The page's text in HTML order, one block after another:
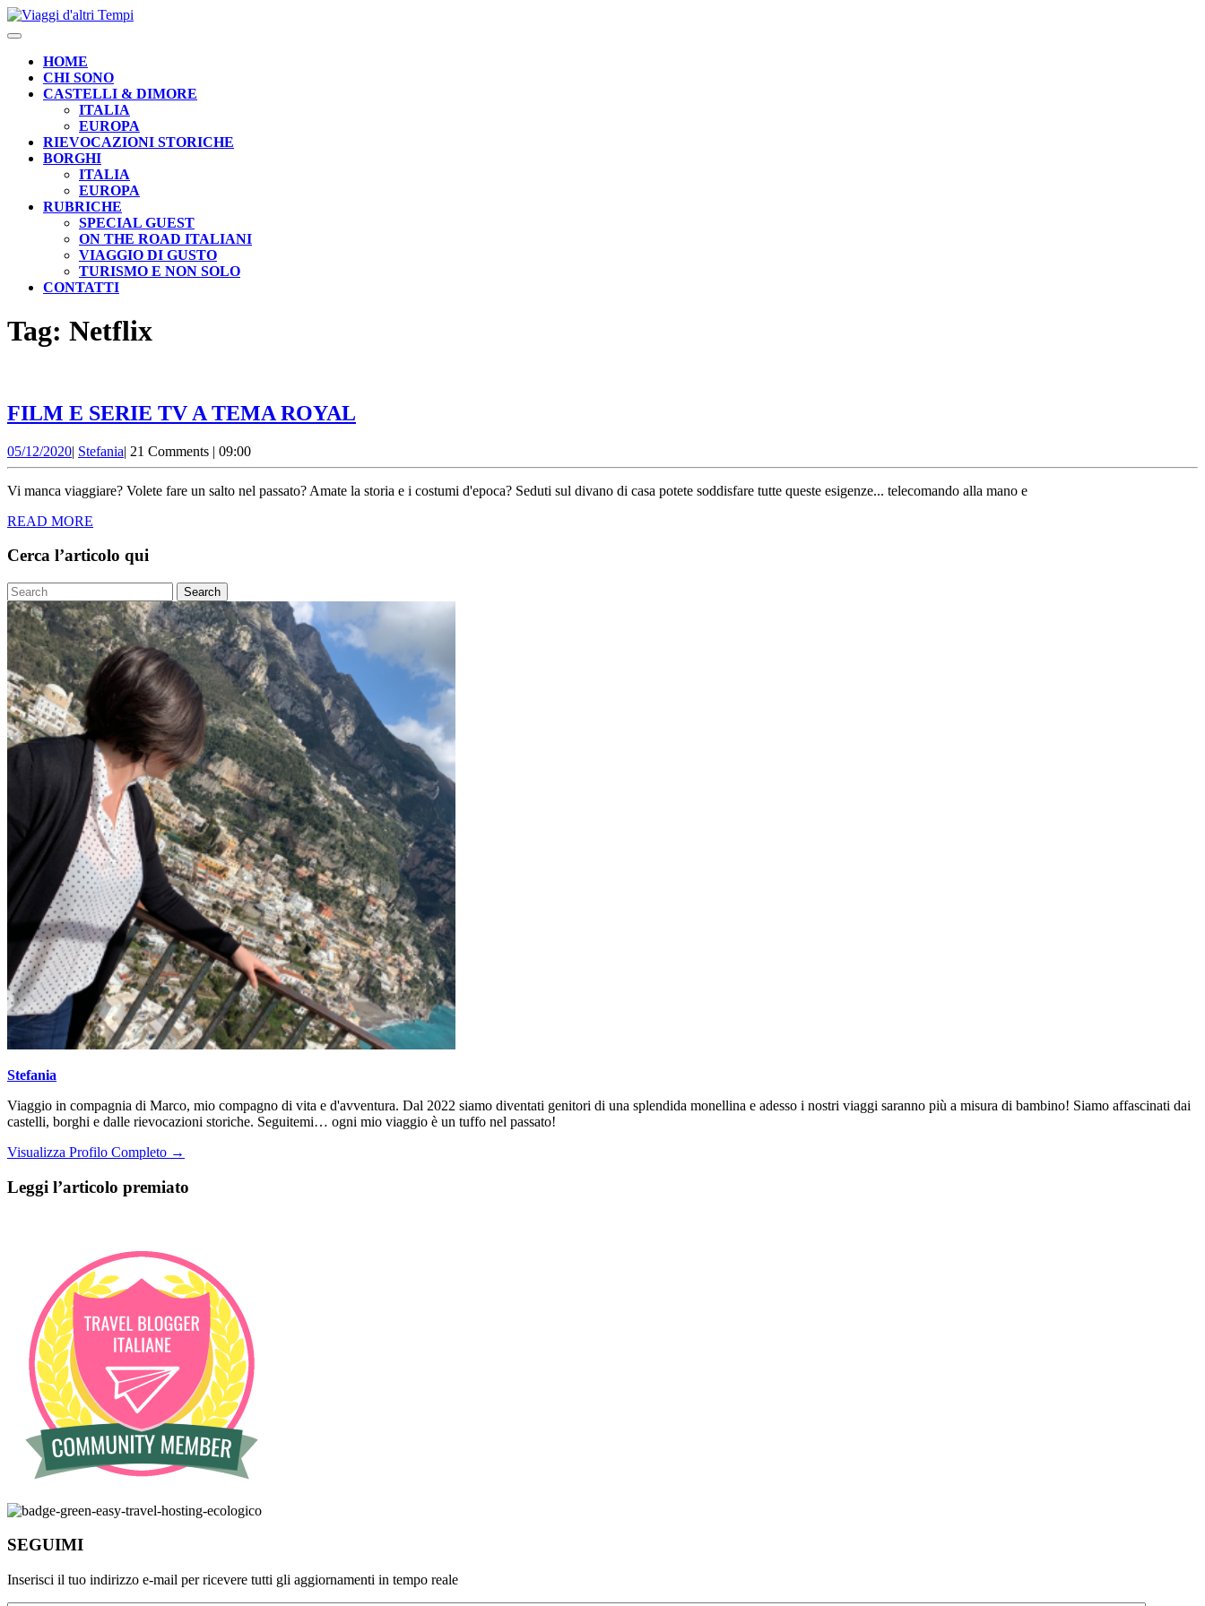
Skip
to
Open
ButtonHOME
CHI SONO
CASTELLI & DIMORE
ITALIA
EUROPA
RIEVOCAZIONI STORICHE
BORGHI
ITALIA
EUROPA
RUBRICHE
SPECIAL GUEST
ON THE ROAD ITALIANI
VIAGGIO DI GUSTO
TURISMO E NON SOLO
CONTATTI
BUTTON
Tag: Netflix
FILM E SERIE TV A TEMA ROYAL
TV
05/12/202005/12/2020
| StefaniaStefania
| 21 Comments | 09:00
Vi manca viaggiare? Volete fare un salto nel passato? Amate la storia e i costumi d'epoca? Seduti sul divano di casa potete soddisfare tutte queste esigenze... telecomando alla mano e
READ MORE
Cerca l’articolo qui
Search
for:
Stefania
Viaggio in compagnia di Marco, mio compagno di vita e d'avventura. Dal 2022 siamo diventati genitori di una splendida monellina e adesso i nostri viaggi saranno più a misura di bambino! Siamo affascinati dai
castelli, borghi e dalle rievocazioni storiche. Seguitemi… ogni mio viaggio è un tuffo nel passato!
Visualizza Profilo Completo →
Leggi l’articolo premiato
SEGUIMI
Inserisci il tuo indirizzo e-mail per ricevere tutti gli aggiornamenti in tempo reale